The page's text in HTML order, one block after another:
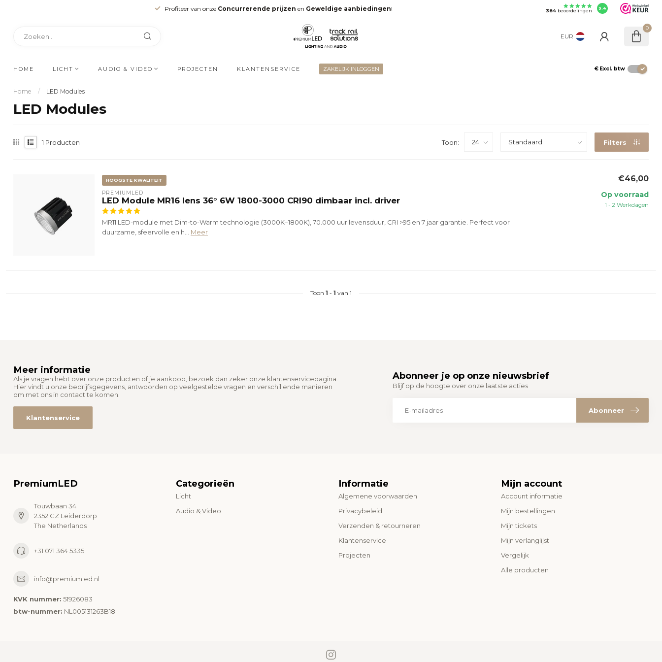
Profiteer van onze Concurrerende prijzen en Geweldige aanbiedingen! 384beoordelingen 9.4
EUR
0
HOME LICHT AUDIO & VIDEO PROJECTEN KLANTENSERVICE ZAKELIJK INLOGGEN € Excl. btw
Home / LED Modules
LED Modules
1 Producten Toon: Filters
HOOGSTE KWALITEIT
PREMIUMLED
LED Module MR16 lens 36° 6W 1800-3000 CRI90 dimbaar incl. driver
MR11 LED-module met Dim-to-Warm technologie (3000K–1800K), 70.000 uur levensduur, CRI >95 en 7 jaar garantie. Perfect voor
duurzame, sfeervolle en h...
Meer
€46,00
Op voorraad
1 - 2 Werkdagen
Toon 1 - 1 van 1
Meer informatie
Als je vragen hebt over onze producten of je aankoop, bezoek dan zeker onze klantenservicepagina.
Hier vindt u onze bedrijfsgegevens, antwoorden op veelgestelde vragen en verschillende manieren
om met ons in contact te komen.
Klantenservice
Abonneer je op onze nieuwsbrief
Blijf op de hoogte over onze laatste acties
Abonneer
PremiumLED
Touwbaan 34
2352 CZ Leiderdorp
The Netherlands
+31 071 364 5335
info@premiumled.nl
KVK nummer: 51926083
btw-nummer: NL005131263B18
Categorieën
Licht
Audio & Video
Informatie
Algemene voorwaarden
Privacybeleid
Verzenden & retourneren
Klantenservice
Projecten
Mijn account
Account informatie
Mijn bestellingen
Mijn tickets
Mijn verlanglijst
Vergelijk
Alle producten